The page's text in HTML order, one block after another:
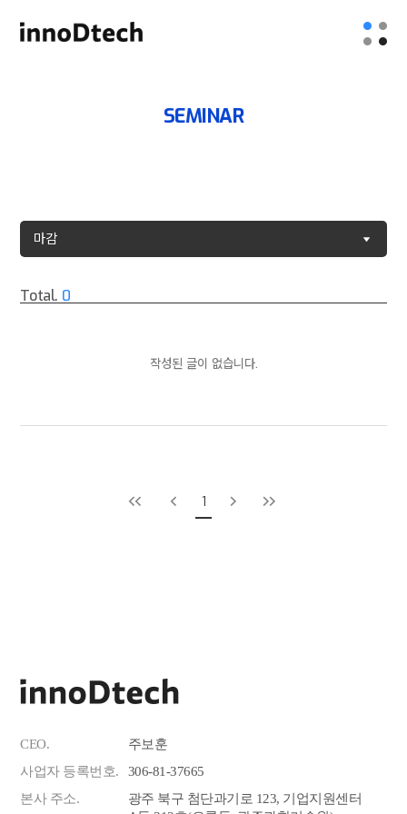
SEMINAR
마감
Total. 0
작성된 글이 없습니다.
1
CEO.
주보훈
사업자 등록번호.
306-81-37665
본사 주소.
광주 북구 첨단과기로 123, 기업지원센터